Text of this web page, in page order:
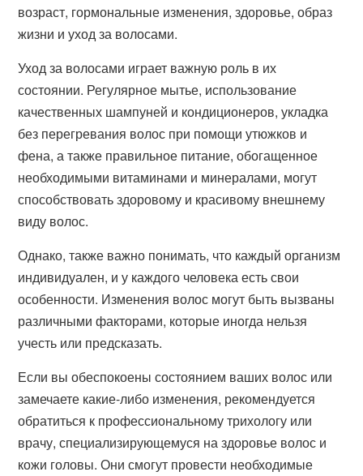
возраст, гормональные изменения, здоровье, образ
жизни и уход за волосами.
Уход за волосами играет важную роль в их
состоянии. Регулярное мытье, использование
качественных шампуней и кондиционеров, укладка
без перегревания волос при помощи утюжков и
фена, а также правильное питание, обогащенное
необходимыми витаминами и минералами, могут
способствовать здоровому и красивому внешнему
виду волос.
Однако, также важно понимать, что каждый организм
индивидуален, и у каждого человека есть свои
особенности. Изменения волос могут быть вызваны
различными факторами, которые иногда нельзя
учесть или предсказать.
Если вы обеспокоены состоянием ваших волос или
замечаете какие-либо изменения, рекомендуется
обратиться к профессиональному трихологу или
врачу, специализирующемуся на здоровье волос и
кожи головы. Они смогут провести необходимые